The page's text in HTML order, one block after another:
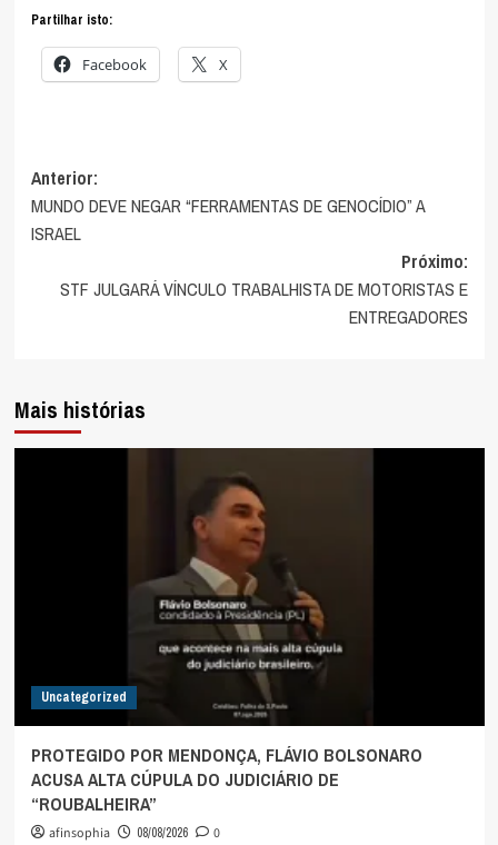
Partilhar isto:
Facebook X
Navegação
de
artigos
Anterior:
MUNDO DEVE NEGAR “FERRAMENTAS DE GENOCÍDIO” A
ISRAEL
Próximo:
STF JULGARÁ VÍNCULO TRABALHISTA DE MOTORISTAS E
ENTREGADORES
Mais histórias
Uncategorized
PROTEGIDO POR MENDONÇA, FLÁVIO BOLSONARO
ACUSA ALTA CÚPULA DO JUDICIÁRIO DE
“ROUBALHEIRA”
afinsophia 08/08/2026 0